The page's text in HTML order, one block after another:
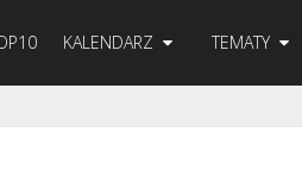
KALENDARZ TEMATY